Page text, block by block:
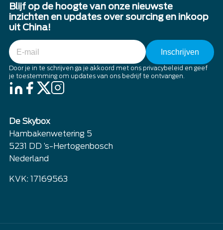
De Skybox
Hambakenwetering 5
5231 DD ’s-Hertogenbosch
Nederland
KVK: 17169563
Blijf op de hoogte van onze nieuwste
inzichten en updates over sourcing en inkoop
uit China!
E-
mail
Door je in te schrijven ga je akkoord met ons privacybeleid en geef
je toestemming om updates van ons bedrijf te ontvangen.